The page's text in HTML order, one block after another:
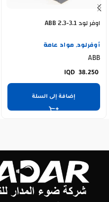
اوفر لود ABB 2.3-3.1
أوفرلود, مواد عامة
ABB
38.250
إضافة إلى السلة